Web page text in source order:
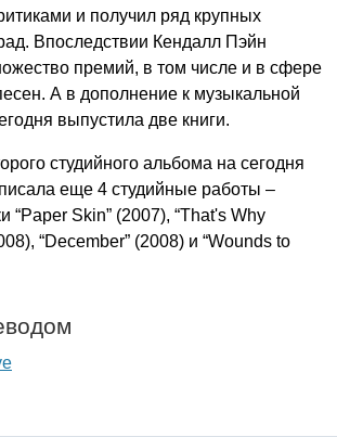
и получил ряд крупных
Впоследствии Кендалл Пэйн
премий, в том числе и в сфере
А в дополнение к музыкальной
выпустила две книги.
студийного альбома на сегодня
еще 4 студийные работы –
“Paper Skin” (2007), “That's Why
“December” (2008) и “Wounds to